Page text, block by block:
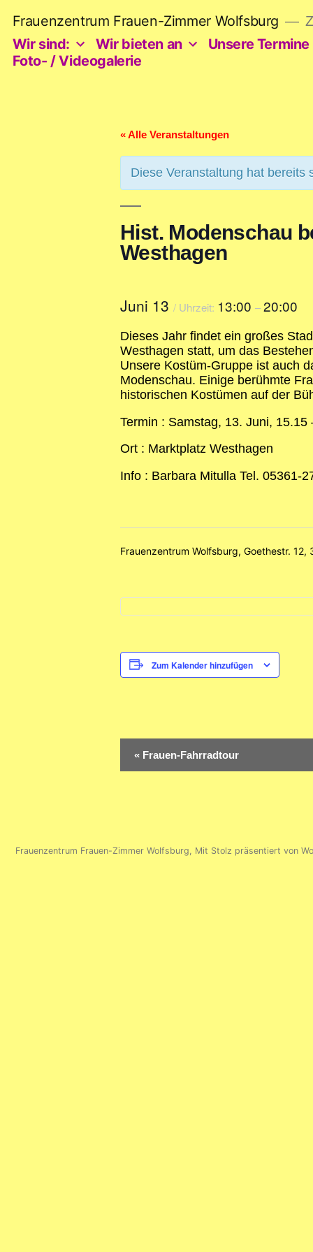
Inhalt
springen
Frauenzentrum Frauen-Zimmer Wolfsburg
Wir sind: Wir bieten an
Unsere
Foto- / Videogalerie
« Alle Veranstaltungen
Diese Veranstaltung hat bereits
Hist. Modenschau
Westhagen
Juni 13 / Uhrzeit: 13:00 –20:00
Dieses Jahr findet ein großes
Westhagen statt, um das
Unsere Kostüm-Gruppe ist auch
Modenschau. Einige berühmte
historischen Kostümen auf der
Termin : Samstag, 13. Juni, 15.15
Ort : Marktplatz Westhagen
Info : Barbara Mitulla Tel. 05361-
Frauenzentrum Wolfsburg, Goethestr.
Zum Kalender hinzufügen
Veranstaltung-
Navigation
« Frauen-Fahrradtour
Frauenzentrum Frauen-Zimmer Wolfsburg, Mit Stolz präsentiert von